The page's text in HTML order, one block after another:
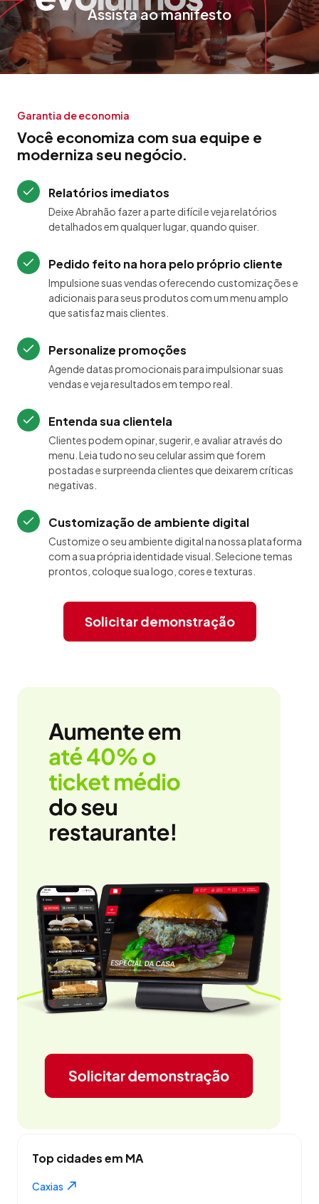
Assista ao manifesto
Garantia de economia
Você economiza com sua equipe e
moderniza seu negócio.
Relatórios imediatos
Deixe Abrahão fazer a parte difícil e veja relatórios
detalhados em qualquer lugar, quando quiser.
Pedido feito na hora pelo próprio cliente
Impulsione suas vendas oferecendo customizações e
adicionais para seus produtos com um menu amplo
que satisfaz mais clientes.
Personalize promoções
Agende datas promocionais para impulsionar suas
vendas e veja resultados em tempo real.
Entenda sua clientela
Clientes podem opinar, sugerir, e avaliar através do
menu. Leia tudo no seu celular assim que forem
postadas e surpreenda clientes que deixarem críticas
negativas.
Customização de ambiente digital
Customize o seu ambiente digital na nossa plataforma
com a sua própria identidade visual. Selecione temas
prontos, coloque sua logo, cores e texturas.
Solicitar demonstração
Top cidades em MA
Caxias